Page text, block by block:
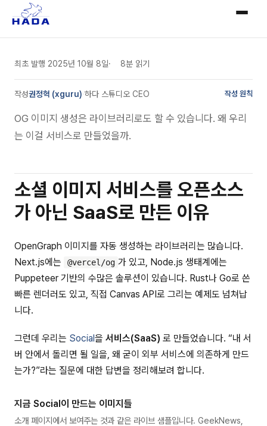
최초 발행 2025년 10월 8일 8분 읽기
작성권정혁 (xguru) 하다 스튜디오 CEO 작성 원칙
OG 이미지 생성은 라이브러리로도 할 수 있습니다. 왜 우리
는 이걸 서비스로 만들었을까.
소셜 이미지 서비스를 오픈소스
가 아닌 SaaS로 만든 이유
OpenGraph 이미지를 자동 생성하는 라이브러리는 많습니다.
Next.js에는
@vercel/og 가 있고, Node.js 생태계에는
Puppeteer 기반의 수많은 솔루션이 있습니다. Rust나 Go로 쓴
빠른 렌더러도 있고, 직접 Canvas API로 그리는 예제도 넘쳐납
니다.
그런데 우리는 Social을 서비스(SaaS) 로 만들었습니다. “내 서
버 안에서 돌리면 될 일을, 왜 굳이 외부 서비스에 의존하게 만드
는가?”라는 질문에 대한 답변을 정리해보려 합니다.
지금 Social이 만드는 이미지들
소개 페이지에서 보여주는 것과 같은 라이브 샘플입니다. GeekNews,